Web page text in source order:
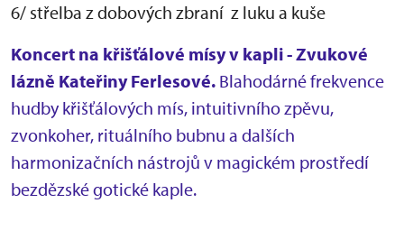
6/ střelba z dobových zbraní z luku a kuše
Koncert na křišťálové mísy v kapli - Zvukové
lázně Kateřiny Ferlesové. Blahodárné frekvence
hudby křišťálových mís, intuitivního zpěvu,
zvonkoher, rituálního bubnu a dalších
harmonizačních nástrojů v magickém prostředí
bezdězské gotické kaple.